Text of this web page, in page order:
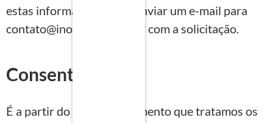
estas informações basta enviar um e-mail para
contato@inovaplan.com.br com a solicitação.
Consentimento
É a partir do seu consentimento que tratamos os